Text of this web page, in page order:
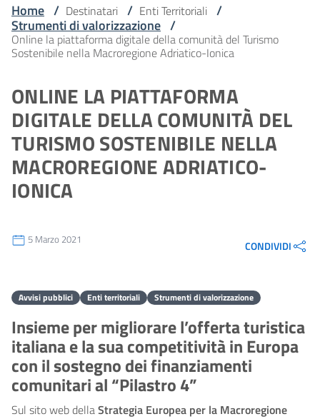
Home / Destinatari / Enti Territoriali /
Strumenti di valorizzazione /
Online la piattaforma digitale della comunità del Turismo
Sostenibile nella Macroregione Adriatico-Ionica
ONLINE LA PIATTAFORMA
DIGITALE DELLA COMUNITÀ DEL
TURISMO SOSTENIBILE NELLA
MACROREGIONE ADRIATICO-
IONICA
5 Marzo 2021 CONDIVIDI
Avvisi pubblici Enti territoriali Strumenti di valorizzazione
Insieme per migliorare l’offerta turistica
italiana e la sua competitività in Europa
con il sostegno dei finanziamenti
comunitari al “Pilastro 4”
Sul sito web dellaStrategia Europea per la Macroregione